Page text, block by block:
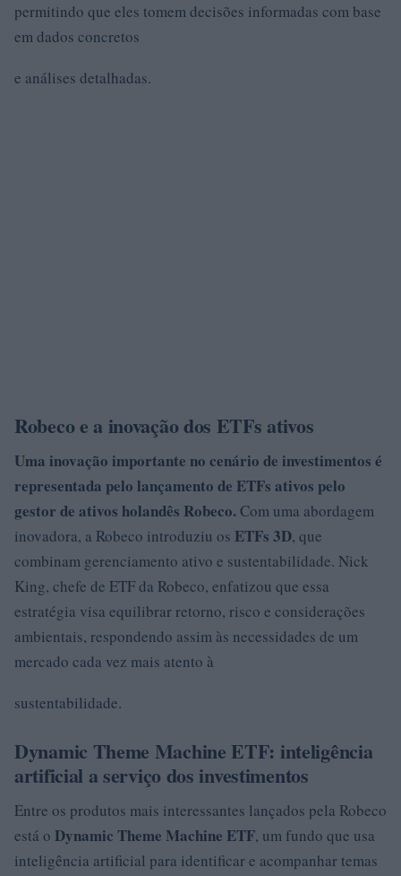
permitindo que eles tomem decisões informadas com base
em dados concretos
e análises detalhadas.
Robeco e a inovação dos ETFs ativos
Uma inovação importante no cenário de investimentos é
representada pelo lançamento de ETFs ativos pelo
gestor de ativos holandês Robeco.Com uma abordagem
inovadora, a Robeco introduziu os ETFs 3D, que
combinam gerenciamento ativo e sustentabilidade. Nick
King, chefe de ETF da Robeco, enfatizou que essa
estratégia visa equilibrar retorno, risco e considerações
ambientais, respondendo assim às necessidades de um
mercado cada vez mais atento à
sustentabilidade.
Dynamic Theme Machine ETF: inteligência
artificial a serviço dos investimentos
Entre os produtos mais interessantes lançados pela Robeco
está o Dynamic Theme Machine ETF, um fundo que usa
inteligência artificial para identificar e acompanhar temas